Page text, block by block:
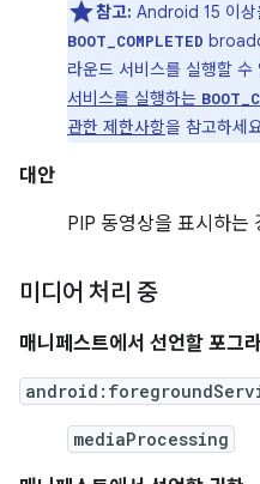
참고: Android 15 이상
BOOT_COMPLETED
라운드 서비스를 실행할
서비스를 실행하는
관한 제한사항을 참고하세
대안
PIP 동영상을 표시하는
미디어 처리 중
매니페스트에서 선언할 포그
mediaProcessing